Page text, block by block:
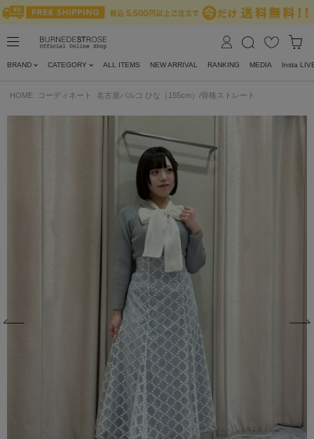
BRAND CATEGORY ALL ITEMS NEW ARRIVAL RANKING MEDIA Insta
HOME コーディネート 名古屋パルコ ひな（155cm）/骨格ストレート